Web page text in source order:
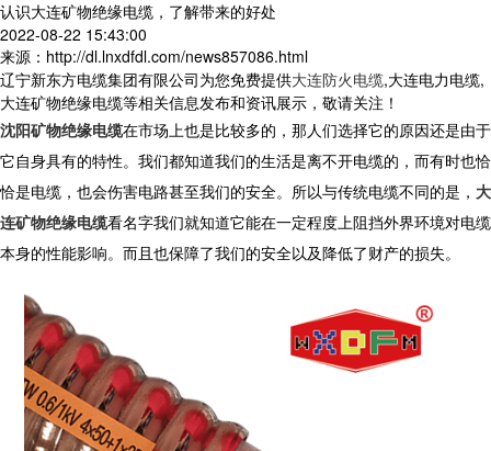
认识大连矿物绝缘电缆，了解带来的好处
2022-08-22 15:43:00
来源：http://dl.lnxdfdl.com/news857086.html
辽宁新东方电缆集团有限公司为您免费提供大连防火电缆,大连电力电缆,
大连矿物绝缘电缆等相关信息发布和资讯展示，敬请关注！
沈阳矿物绝缘电缆在市场上也是比较多的，那人们选择它的原因还是由于
它自身具有的特性。我们都知道我们的生活是离不开电缆的，而有时也恰
恰是电缆，也会伤害电路甚至我们的安全。所以与传统电缆不同的是， 大
连矿物绝缘电缆看名字我们就知道它能在一定程度上阻挡外界环境对电缆
本身的性能影响。而且也保障了我们的安全以及降低了财产的损失。